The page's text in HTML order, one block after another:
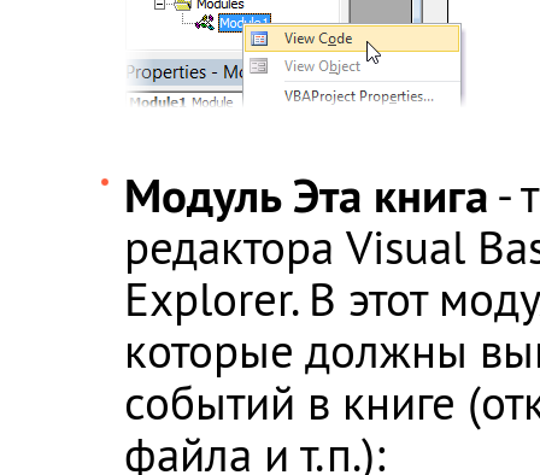
Модуль Эта книга -
редактора Visual
Explorer. В этот
которые должны
событий в книге
файла и т.п.):